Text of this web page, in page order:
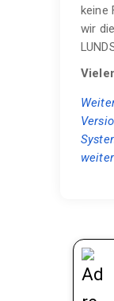
keine
wir